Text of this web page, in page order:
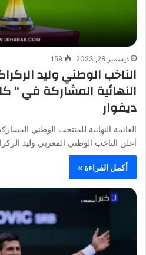
ديسمبر 28, 2023 159
الناخب الوطني وليد
ديفوار
أعلن الناخب الوطني المغربي وليد
أكمل القراءة »